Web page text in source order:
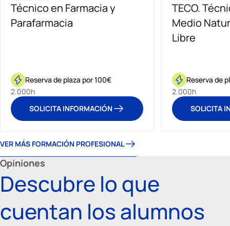
Técnico en Farmacia y
Parafarmacia
Reserva de plaza por 100€
2.000h
SOLICITA INFORMACIÓN
TECO.
Medio
Libre
Reserva de
2.000h
SOLICITA
VER MÁS FORMACIÓN PROFESIONAL
Opiniones
Descubre lo que
cuentan los alumnos